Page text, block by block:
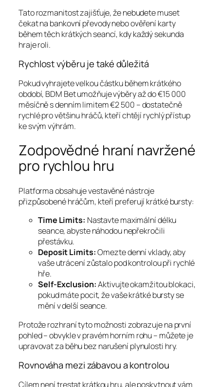
Tato rozmanitost zajišťuje, že nebudete muset
čekat na bankovní převody nebo ověření karty
během těch krátkých seancí, kdy každý sekunda
hraje roli.
Rychlost výběru je také důležitá
Pokud vyhrajete velkou částku během krátkého
období, BDM Bet umožňuje výběry až do €15 000
měsíčně s denním limitem €2 500 – dostatečně
rychlé pro většinu hráčů, kteří chtějí rychlý přístup
ke svým výhrám.
Zodpovědné hraní navržené
pro rychlou hru
Platforma obsahuje vestavěné nástroje
přizpůsobené hráčům, kteří preferují krátké bursty:
Time Limits: Nastavte maximální délku
seance, abyste náhodou nepřekročili
přestávku.
Deposit Limits:Omezte denní vklady, aby
vaše utrácení zůstalo pod kontrolou při rychlé
hře.
Self‑Exclusion:Aktivujte okamžitou blokaci,
pokud máte pocit, že vaše krátké bursty se
mění v delší seance.
Protože rozhraní tyto možnosti zobrazuje na první
pohled – obvykle v pravém horním rohu – můžete je
upravovat za běhu bez narušení plynulosti hry.
Rovnováha mezi zábavou a kontrolou
Cílem není trestat krátkou hru, ale poskytnout vám